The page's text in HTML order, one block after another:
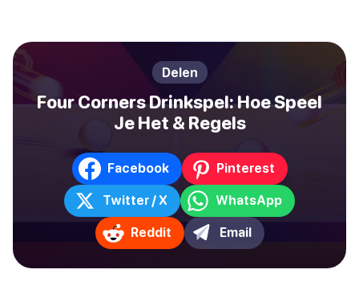
Delen
Four Corners Drinkspel: Hoe Speel
Je Het & Regels
Facebook Pinterest
Twitter / X WhatsApp
Reddit Email